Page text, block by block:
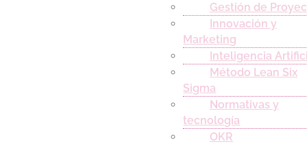
Gestión de
Innovación y
Marketing
Inteligencia
Método Lean Six
Sigma
Normativas y
tecnología
OKR